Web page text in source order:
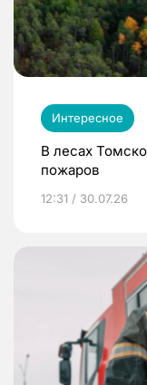
Интересное
В лесах
пожаров
12:31 / 30.07.26